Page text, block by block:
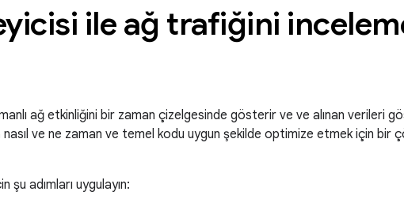
ile ağ trafiğini
ağ etkinliğini bir zaman çizelgesinde gösterir ve ve alınan verileri
ve ne zaman ve temel kodu uygun şekilde optimize etmek için bir
adımları uygulayın: